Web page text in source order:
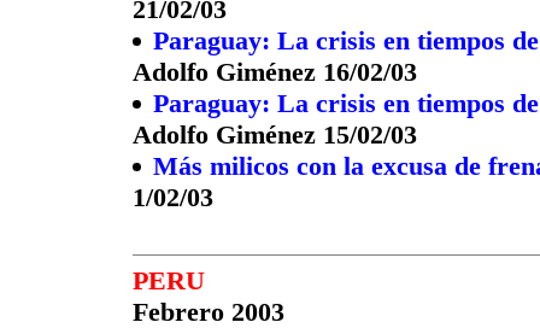
21/02/03
Paraguay: La crisis en tiempos
Adolfo Giménez 16/02/03
Paraguay: La crisis en tiempos
Adolfo Giménez 15/02/03
Más milicos con la excusa de
1/02/03
PERU
Febrero 2003